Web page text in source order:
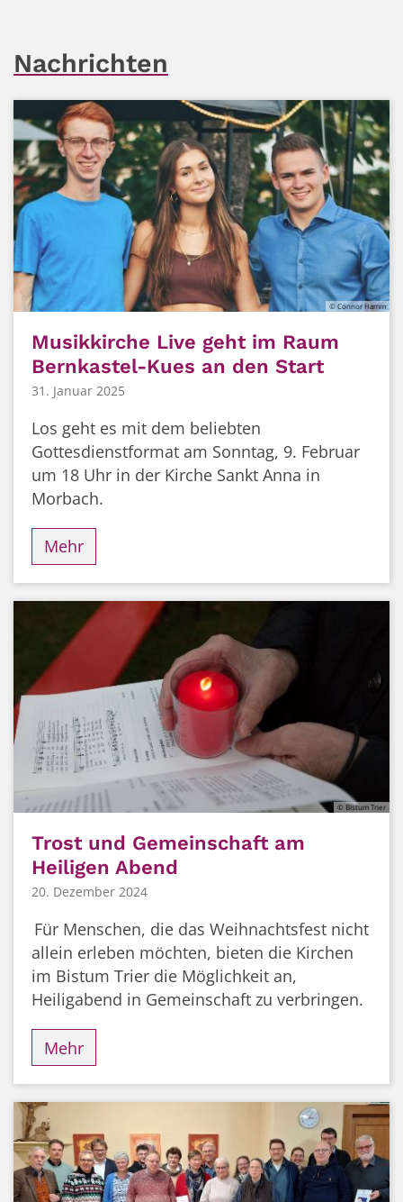
Nachrichten
© Connor Hamm
Musikkirche Live geht im Raum
Bernkastel-Kues an den Start
31. Januar 2025
Los geht es mit dem beliebten
Gottesdienstformat am Sonntag, 9. Februar
um 18 Uhr in der Kirche Sankt Anna in
Morbach.
Mehr
© Bistum Trier
Trost und Gemeinschaft am
Heiligen Abend
20. Dezember 2024
Für Menschen, die das Weihnachtsfest nicht
allein erleben möchten, bieten die Kirchen
im Bistum Trier die Möglichkeit an,
Heiligabend in Gemeinschaft zu verbringen.
Mehr